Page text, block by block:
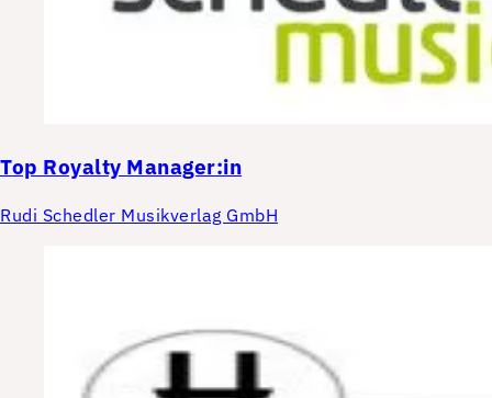
Top Royalty Manager:in
Rudi Schedler Musikverlag GmbH